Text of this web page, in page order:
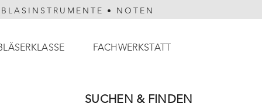
• NOTEN
FACHWERKSTATT
SUCHEN & FINDEN